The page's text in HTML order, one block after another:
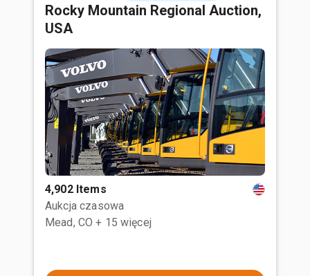
Rocky Mountain Regional Auction,
USA
4,902 Items
Aukcja czasowa
Mead, CO + 15 więcej